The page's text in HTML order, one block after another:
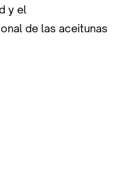
y el
de las aceitunas